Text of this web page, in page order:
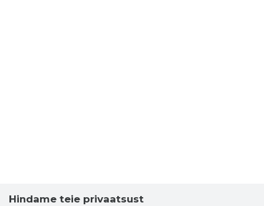
Hindame teie privaatsust